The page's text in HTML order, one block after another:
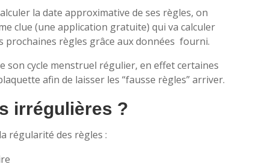
la date approximative de ses règles, on
clue (une application gratuite) qui va calculer
prochaines règles grâce aux données fourni.
son cycle menstruel régulier, en effet certaines
afin de laisser les “fausse règles” arriver.
irrégulières ?
régularité des règles :